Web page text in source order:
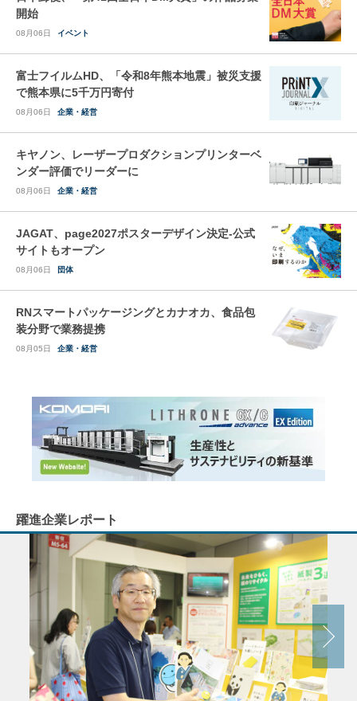
開始
08月06日 イベント
富士フイルムHD、「令和8年熊本地震」被災支援
で熊本県に5千万円寄付
08月06日 企業・経営
キヤノン、レーザープロダクションプリンターベ
ンダー評価でリーダーに
08月06日 企業・経営
JAGAT、page2027ポスターデザイン決定-公式
サイトもオープン
08月06日 団体
RNスマートパッケージングとカナオカ、食品包
装分野で業務提携
08月05日 企業・経営
躍進企業レポート